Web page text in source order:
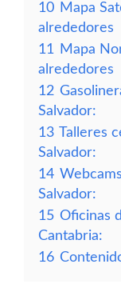
10 Mapa
alrededores
11
Mapa
alrededores
12
Salvador:
13 Talleres
Salvador:
14
Salvador:
15 Oficinas
Cantabria:
16